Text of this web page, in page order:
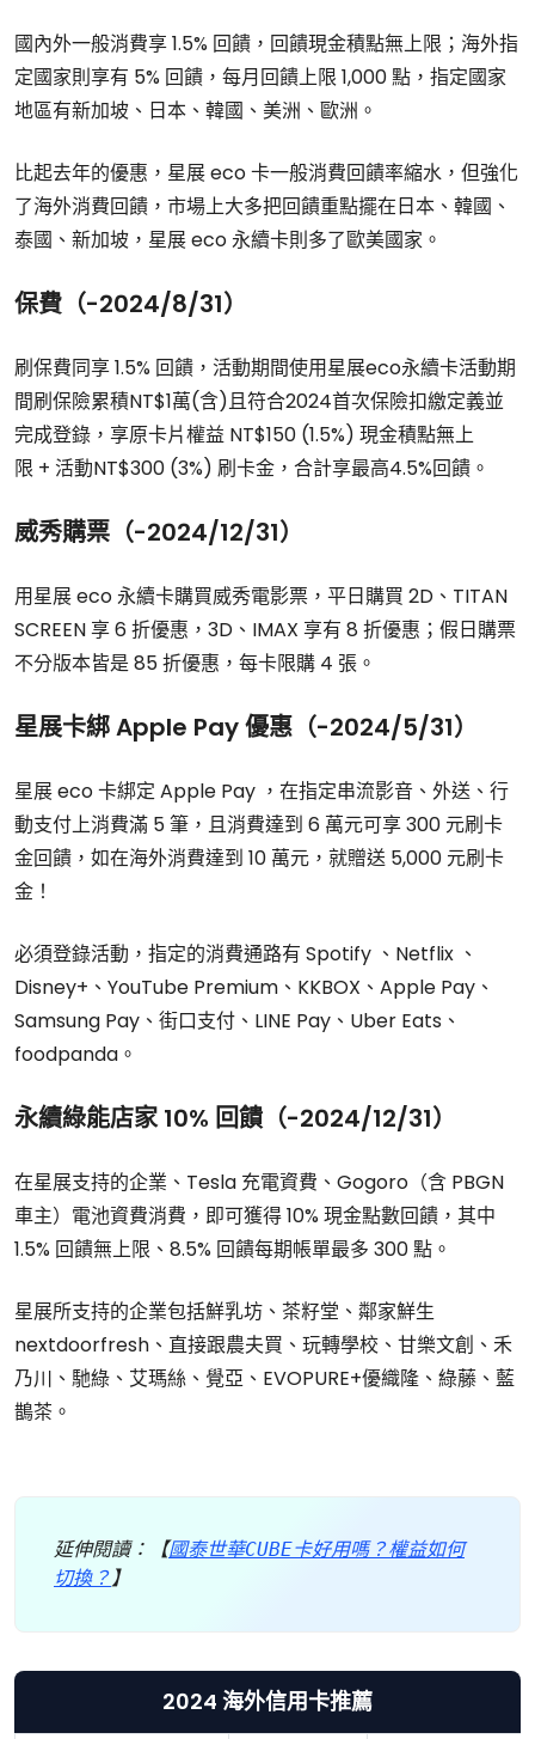
國內外一般消費享 1.5% 回饋，回饋現金積點無上限；海外指
定國家則享有 5% 回饋，每月回饋上限 1,000 點，指定國家
地區有新加坡、日本、韓國、美洲、歐洲。
比起去年的優惠，星展 eco 卡一般消費回饋率縮水，但強化
了海外消費回饋，市場上大多把回饋重點擺在日本、韓國、
泰國、新加坡，星展 eco 永續卡則多了歐美國家。
保費（-2024/8/31）
刷保費同享 1.5% 回饋，活動期間使用星展eco永續卡活動期
間刷保險累積NT$1萬(含)且符合2024首次保險扣繳定義並
完成登錄，享原卡片權益 NT$150 (1.5%) 現金積點無上
限 + 活動NT$300 (3%) 刷卡金，合計享最高4.5%回饋 。
威秀購票（-2024/12/31）
用星展 eco 永續卡購買威秀電影票，平日購買 2D、TITAN
SCREEN 享 6 折優惠，3D、IMAX 享有 8 折優惠；假日購票
不分版本皆是 85 折優惠，每卡限購 4 張。
星展卡綁 Apple Pay 優惠（-2024/5/31）
星展 eco 卡綁定 Apple Pay ，在指定串流影音、外送、行
動支付上消費滿 5 筆，且消費達到 6 萬元可享 300 元刷卡
金回饋，如在海外消費達到 10 萬元，就贈送 5,000 元刷卡
金！
必須登錄活動，指定的消費通路有 Spotify 、Netflix 、
Disney+、YouTube Premium、KKBOX、Apple Pay、
Samsung Pay、街口支付、LINE Pay、Uber Eats、
foodpanda。
永續綠能店家 10% 回饋（-2024/12/31）
在星展支持的企業、Tesla 充電資費、Gogoro（含 PBGN
車主）電池資費消費，即可獲得 10% 現金點數回饋，其中
1.5% 回饋無上限、8.5% 回饋每期帳單最多 300 點。
星展所支持的企業包括鮮乳坊、茶籽堂、鄰家鮮生
nextdoorfresh、直接跟農夫買、玩轉學校、甘樂文創、禾
乃川、馳綠、艾瑪絲、覺亞、EVOPURE+優織隆、綠藤、藍
鵲茶。
延伸閱讀：【國泰世華CUBE卡好用嗎？權益如何
切換？】
2024 海外信用卡推薦